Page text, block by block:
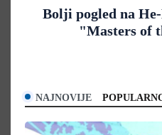
Bolji pogled na
"Masters of
NAJNOVIJE